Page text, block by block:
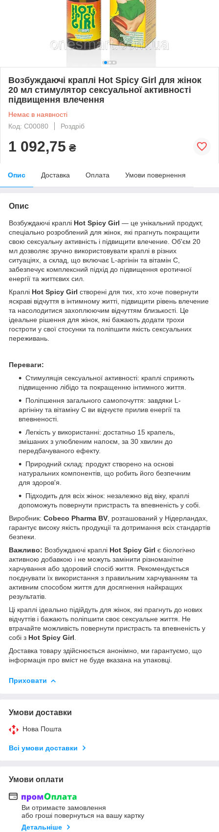
Возбуждаючі краплі Hot Spicy Girl для жінок
20 мл стимулятор сексуальної активності
підвищення влечення
Немає в наявності
Код: C00080
Роздріб
1 092,75 ₴
Опис Доставка Оплата Умови повернення
Опис
Возбуждаючі краплі Hot Spicy Girl — це унікальний продукт,
спеціально розроблений для жінок, які прагнуть покращити
свою сексуальну активність і підвищити влечение. Об'єм 20
мл дозволяє зручно використовувати краплі в різних
ситуаціях, а склад, що включає L-аргінін та вітамін С,
забезпечує комплексний підхід до підвищення еротичної
енергії та життєвих сил.
Краплі Hot Spicy Girl створені для тих, хто хоче повернути
яскраві відчуття в інтимному житті, підвищити рівень влечение
та насолодитися захоплюючим відчуттям близькості. Це
ідеальне рішення для жінок, які бажають додати трохи
гостроти у свої стосунки та поліпшити якість сексуальних
переживань.
Переваги:
Стимуляція сексуальної активності: краплі сприяють
підвищенню лібідо та покращенню інтимного життя.
Поліпшення загального самопочуття: завдяки L-
аргініну та вітаміну С ви відчуєте прилив енергії та
впевненості.
Легкість у використанні: достатньо 15 крапель,
змішаних з улюбленим напоєм, за 30 хвилин до
передбачуваного ефекту.
Природний склад: продукт створено на основі
натуральних компонентів, що робить його безпечним
для здоров'я.
Підходить для всіх жінок: незалежно від віку, краплі
допоможуть повернути пристрасть та впевненість у собі.
Виробник: Cobeco Pharma BV , розташований у Нідерландах,
гарантує високу якість продукції та дотримання всіх стандартів
безпеки.
Важливо: Возбуждаючі краплі Hot Spicy Girl є біологічно
активною добавкою і не можуть замінити різноманітне
харчування або здоровий спосіб життя. Рекомендується
поєднувати їх використання з правильним харчуванням та
активним способом життя для досягнення найкращих
результатів.
Ці краплі ідеально підійдуть для жінок, які прагнуть до нових
відчуттів і бажають поліпшити своє сексуальне життя. Не
втрачайте можливість повернути пристрасть та впевненість у
собі з Hot Spicy Girl
Доставка товару здійснюється анонімно, ми гарантуємо, що
інформація про вміст не буде вказана на упаковці.
Приховати
Умови доставки
Нова Пошта
Всі умови доставки
Умови оплати
Ви отримаєте замовлення
або гроші повернуться на вашу картку
Детальніше